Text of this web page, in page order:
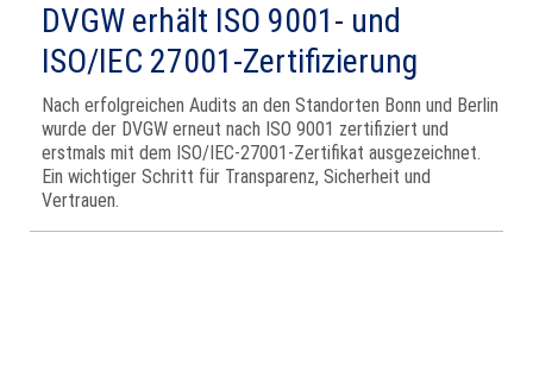
DVGW erhält ISO 9001- und
ISO/IEC 27001-Zertifizierung
Nach erfolgreichen Audits an den Standorten Bonn und Berlin
wurde der DVGW erneut nach ISO 9001 zertifiziert und
erstmals mit dem ISO/IEC-27001-Zertifikat ausgezeichnet.
Ein wichtiger Schritt für Transparenz, Sicherheit und
Vertrauen.